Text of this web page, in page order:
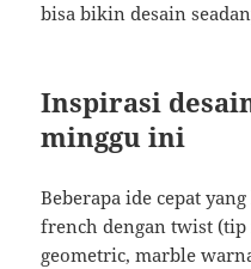
bisa bikin desain
Inspirasi
minggu ini
Beberapa ide cepat
french dengan twist (tip
geometric, marble